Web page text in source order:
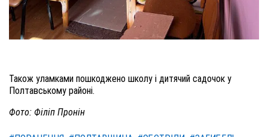
Також уламками пошкоджено школу і дитячий садочок у
Полтавському районі.
Фото: Філіп Пронін